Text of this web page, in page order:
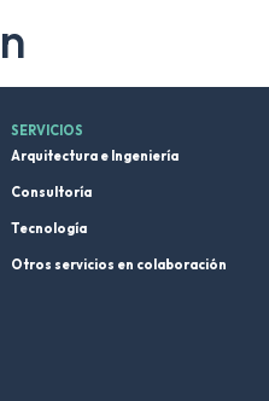
SERVICIOS
Arquitectura e Ingeniería
Consultoría
Tecnología
Otros servicios en colaboración